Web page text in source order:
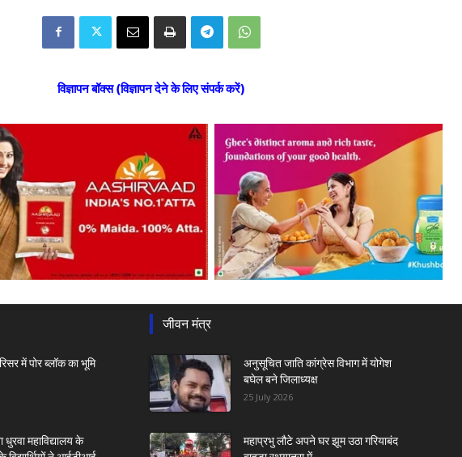
विज्ञापन बॉक्स (विज्ञापन देने के लिए संपर्क करें)
में पोर ब्लॉक का भूमि
महाविद्यालय के
जीवन मंत्र
अनुसूचित जाति कांग्रेस विभाग में योगेश
बघेल बने जिलाध्यक्ष
25 July 2026
महाप्रभु लौटे अपने घर झूम उठा गरियाबंद